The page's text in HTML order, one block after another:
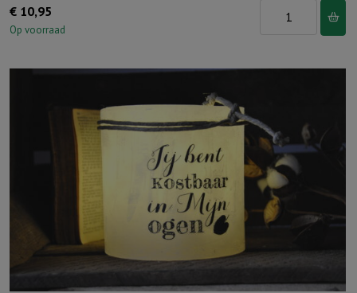
€ 10,95
Op voorraad
Windlicht
ik
van
jou,
Ivoor
aantal